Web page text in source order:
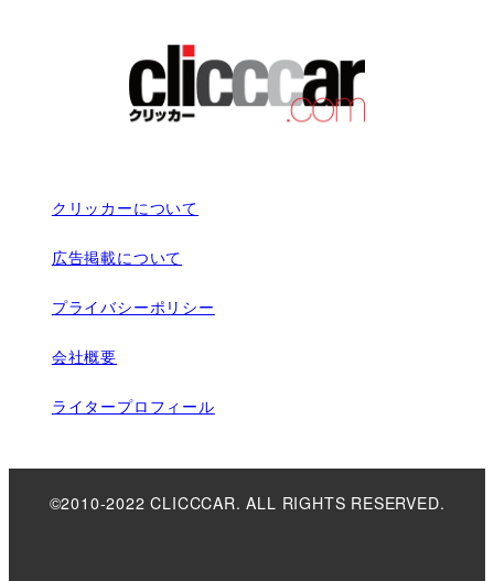
クリッカーについて
広告掲載について
プライバシーポリシー
会社概要
ライタープロフィール
©2010-2022 CLICCCAR. ALL RIGHTS RESERVED.